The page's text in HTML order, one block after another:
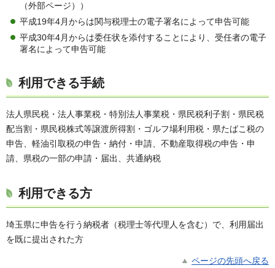
（外部ページ））
平成19年4月からは関与税理士の電子署名によって申告可能
平成30年4月からは委任状を添付することにより、受任者の電子
署名によって申告可能
利用できる手続
法人県民税・法人事業税・特別法人事業税・県民税利子割・県民税
配当割・県民税株式等譲渡所得割・ゴルフ場利用税・県たばこ税の
申告、軽油引取税の申告・納付・申請、不動産取得税の申告・申
請、県税の一部の申請・届出、共通納税
利用できる方
埼玉県に申告を行う納税者（税理士等代理人を含む）で、利用届出
を既に提出された方
ページの先頭へ戻る